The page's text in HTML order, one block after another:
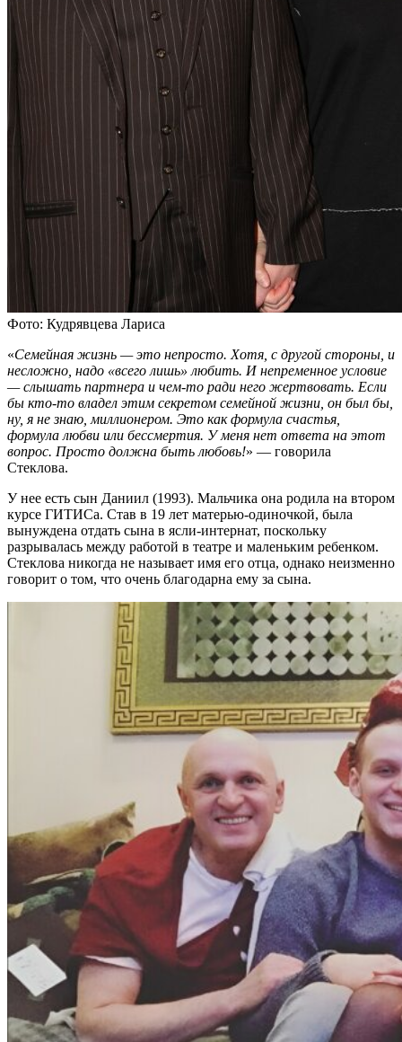
Фото: Кудрявцева Лариса
«Семейная жизнь — это непросто. Хотя, с другой стороны, и
несложно, надо «всего лишь» любить. И непременное условие
— слышать партнера и чем-то ради него жертвовать. Если
бы кто-то владел этим секретом семейной жизни, он был бы,
ну, я не знаю, миллионером. Это как формула счастья,
формула любви или бессмертия. У меня нет ответа на этот
вопрос. Просто должна быть любовь!» — говорила
Стеклова.
У нее есть сын Даниил (1993). Мальчика она родила на втором
курсе ГИТИСа. Став в 19 лет матерью-одиночкой, была
вынуждена отдать сына в ясли-интернат, поскольку
разрывалась между работой в театре и маленьким ребенком.
Стеклова никогда не называет имя его отца, однако неизменно
говорит о том, что очень благодарна ему за сына.